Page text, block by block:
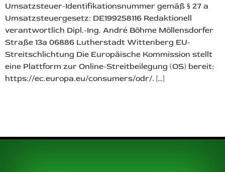
Umsatzsteuer-Identifikationsnummer gemäß § 27 a
Umsatzsteuergesetz: DE199258116 Redaktionell
verantwortlich Dipl.-Ing. André Böhme Möllensdorfer
Straße 13a 06886 Lutherstadt Wittenberg EU-
Streitschlichtung Die Europäische Kommission stellt
eine Plattform zur Online-Streitbeilegung (OS) bereit:
https://ec.europa.eu/consumers/odr/. […]